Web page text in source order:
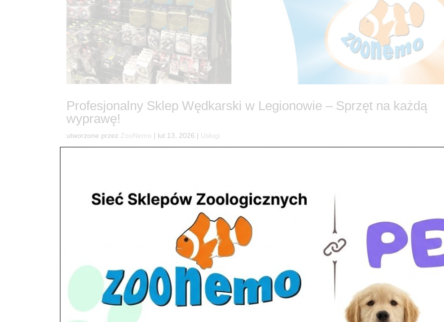
Profesjonalny Sklep Wędkarski w Legionowie – Sprzęt na każdą
wyprawę!
utworzone przez ZooNemo | lut 13, 2026 | Usługi